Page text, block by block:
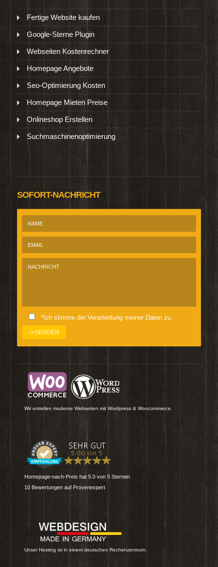
Fertige Website kaufen
Google-Sterne Plugin
Webseiten Kostenrechner
Homepage Angebote
Seo-Optimierung Kosten
Homepage Mieten Preise
Onlineshop Erstellen
Suchmaschinenoptimierung
SOFORT-NACHRICHT
*Ich stimme der Verarbeitung meiner Daten zu.
Wir erstellen moderne Webseiten mit Wordpress & Woocommerce.
Homepage-nach-Preis hat 5.0 von 5 Sternen
10 Bewertungen auf Provenexpert
Unser Hosting ist in einem deutschen Rechenzentrum.